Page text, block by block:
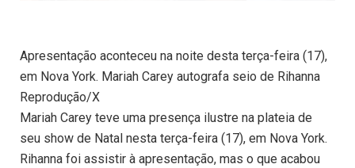
Apresentação aconteceu na noite desta terça-feira (17),
em Nova York. Mariah Carey autografa seio de Rihanna
Reprodução/X
Mariah Carey teve uma presença ilustre na plateia de
seu show de Natal nesta terça-feira (17), em Nova York.
Rihanna foi assistir à apresentação, mas o que acabou